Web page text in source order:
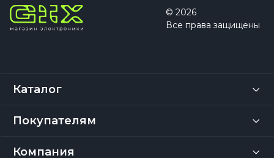
© 2026
Все права защищены
Каталог
Покупателям
Компания